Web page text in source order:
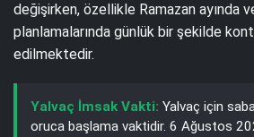
değişirken, özellikle Ramazan ayında
planlamalarında günlük bir şekilde
edilmektedir.
Yalvaç İmsak Vakti: Yalvaç için
oruca başlama vaktidir. 6 Ağustos